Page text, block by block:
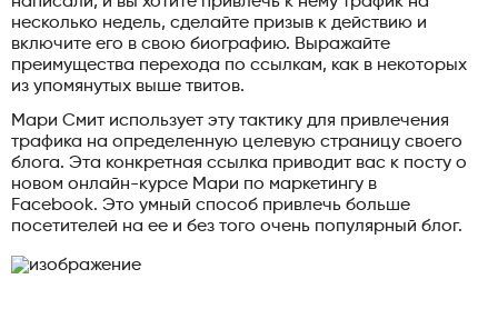
несколько недель, сделайте призыв к действию и
включите его в свою биографию. Выражайте
преимущества перехода по ссылкам, как в некоторых
из упомянутых выше твитов.
Мари Смит использует эту тактику для привлечения
трафика на определенную целевую страницу своего
блога. Эта конкретная ссылка приводит вас к посту о
новом онлайн-курсе Мари по маркетингу в
Facebook. Это умный способ привлечь больше
посетителей на ее и без того очень популярный блог.